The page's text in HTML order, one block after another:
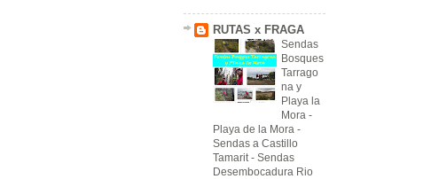
RUTAS x FRAGA
Sendas
Bosques
Tarrago
na y
Playa la
Mora -
Playa de la Mora -
Sendas a Castillo
Tamarit - Sendas
Desembocadura Rio